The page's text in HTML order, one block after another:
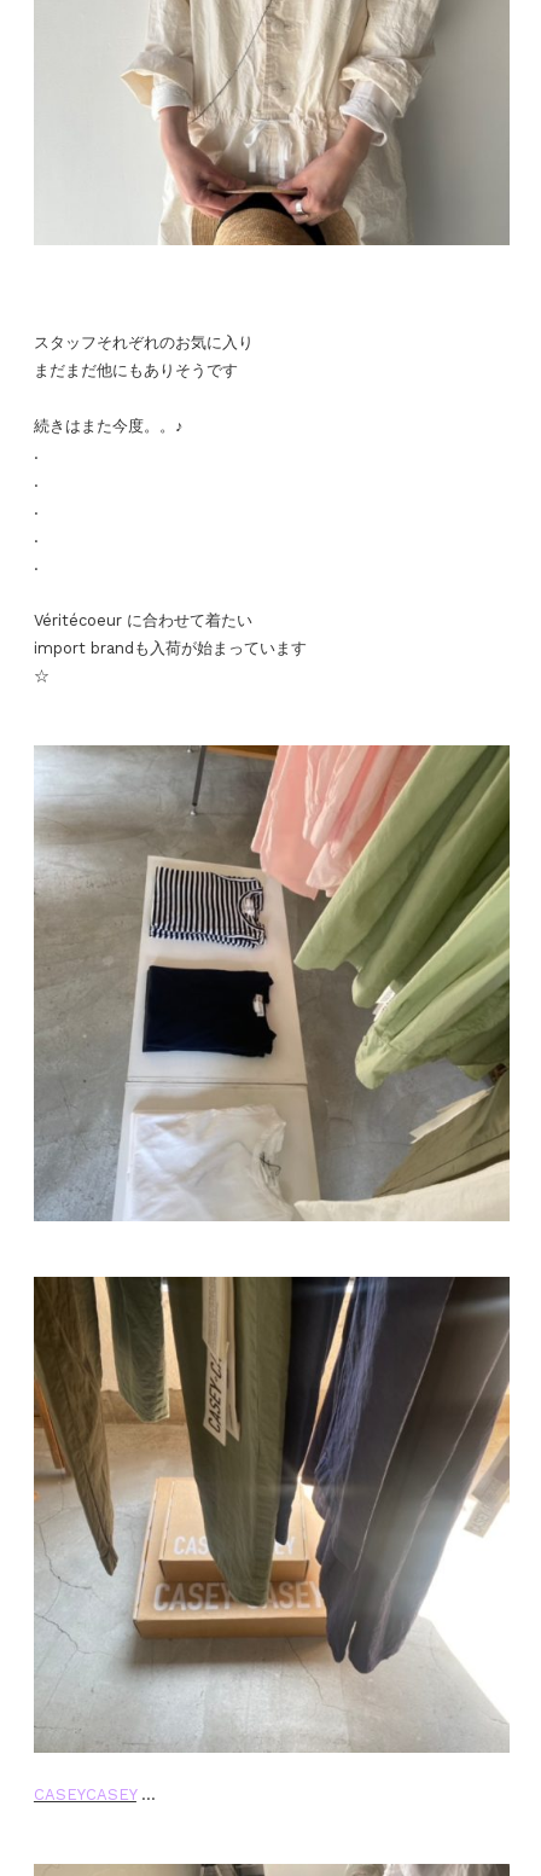
スタッフそれぞれのお気に入り
まだまだ他にもありそうです
続きはまた今度。。♪
.
.
.
.
.
Véritécoeur に合わせて着たい
import brandも入荷が始まっています
☆
CASEYCASEY…